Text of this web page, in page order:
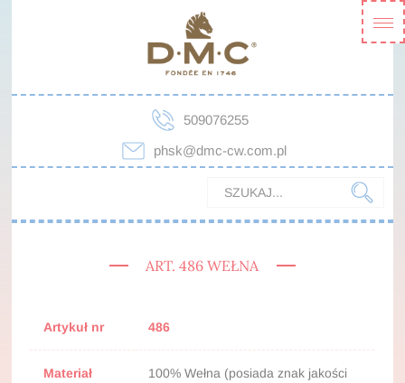
509076255
phsk@dmc-cw.com.pl
ART. 486 WEŁNA
Artykuł nr 486
Materiał
100% Wełna (posiada znak jakości